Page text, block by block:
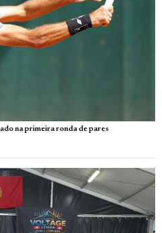
na primeira ronda de pares